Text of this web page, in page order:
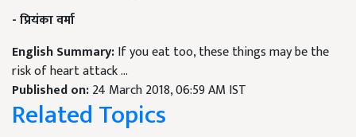
- प्रियंका वर्मा
English Summary:If you eat too, these things may be the
risk of heart attack ...
Published on:24 March 2018, 06:59 AM IST
Related Topics